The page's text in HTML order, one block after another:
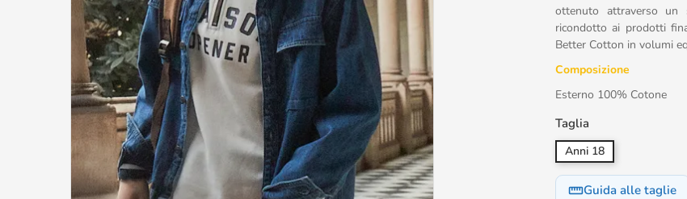
ottenuto attraverso un
ricondotto ai prodotti
Better Cotton in volumi
Composizione
Esterno 100% Cotone
Taglia
Anni 18
straightenGuida alle taglie